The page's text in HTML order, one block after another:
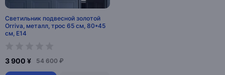
Светильник подвесной золотой
Orriva, металл, трос 65 см, 80*45
см, Е14
3 900 ¥ 54 600 ₽